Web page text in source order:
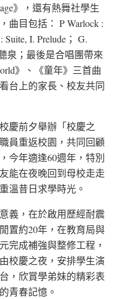
》，還有熱舞社學生
曲目包括： P Warlock :
Suite, I. Prelude； G.
泉；最後是合唱團帶來
》、《童年》三首曲
台上的家長、校友共同
慶前夕舉辦「校慶之
員重返校園，共同回顧
今年適逢60週年，特別
能在夜晚回到母校走走
溫昔日求學時光。
義，在於啟用歷經耐震
置約20年，在教育局與
完成補強與整修工程，
校慶之夜，安排學生演
，欣賞學弟妹的精彩表
青春記憶。